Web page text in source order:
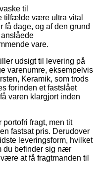
til
tilfælde være ultra vital
få dage, og af den grund
vare.
udsigt til levering på
varenumre, eksempelvis
Keramik, som trods
forinden et fastslået
varen klargjort inden
portofri fragt, men tit
fastsat pris. Derudover
leveringsform, hvilket
du befinder sig nær
at få fragtmanden til